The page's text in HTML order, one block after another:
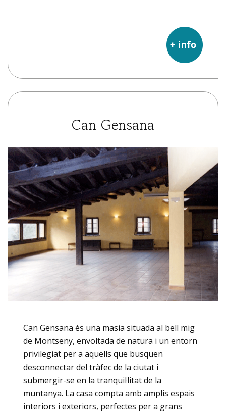
Can Gensana
Can Gensana és una masia situada al bell mig
de Montseny, envoltada de natura i un entorn
privilegiat per a aquells que busquen
desconnectar del tràfec de la ciutat i
submergir-se en la tranquil·litat de la
muntanya. La casa compta amb amplis espais
interiors i exteriors, perfectes per a grans